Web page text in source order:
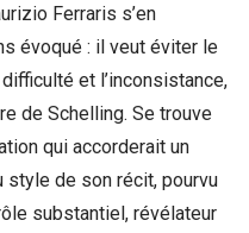
Ferraris s’en
évoqué : il veut éviter le
et l’inconsistance,
de Schelling. Se trouve
qui accorderait un
style de son récit, pourvu
substantiel, révélateur